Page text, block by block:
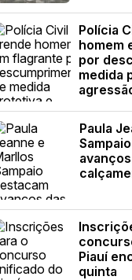
Polícia
homem
por
medida
Paula
Piauí
quinta